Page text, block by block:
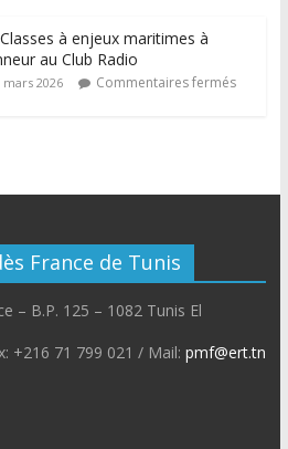
à enjeux maritimes à
au Club Radio
mars 2026 Commentaires fermés
France de Tunis
– B.P. 125 – 1082 Tunis El
+216 71 799 021 / Mail: pmf@ert.tn